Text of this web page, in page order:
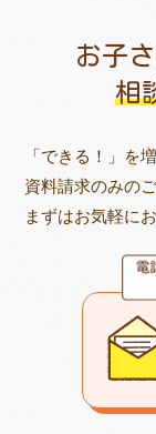
お子
相
「できる！」を
資料請求のみの
まずはお気軽に